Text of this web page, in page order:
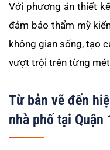
Với phương án thiết
đảm bảo thẩm mỹ
không gian sống, tạo
vượt trội trên từng
Từ bản vẽ đến
nhà phố tại Quận